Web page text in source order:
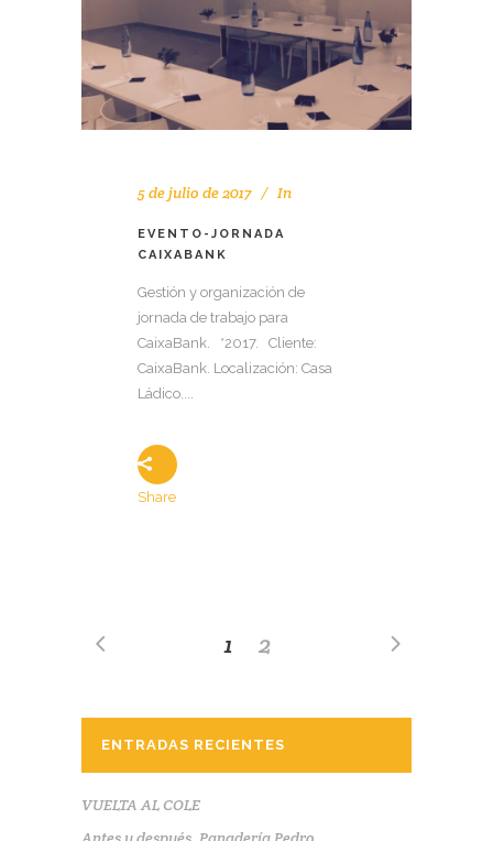
5 de julio de 2017 In
EVENTO-JORNADA
CAIXABANK
Gestión y organización de
jornada de trabajo para
CaixaBank. *2017. Cliente:
CaixaBank. Localización: Casa
Ládico....
Share
1 2
ENTRADAS RECIENTES
VUELTA AL COLE